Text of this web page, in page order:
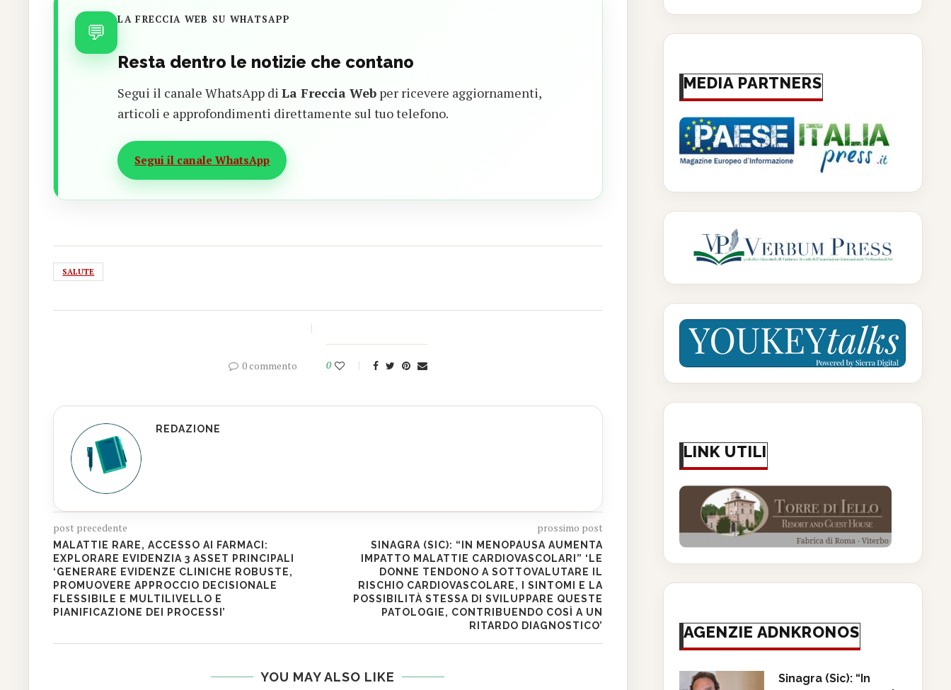
💬 LA FRECCIA WEB SU WHATSAPP
Resta dentro le notizie che contano
Segui il canale WhatsApp diLa Freccia Web per ricevere aggiornamenti,
articoli e approfondimenti direttamente sul tuo telefono.
Segui il canale WhatsApp
SALUTE
0 commento 0
REDAZIONE
post precedente
MALATTIE RARE, ACCESSO AI FARMACI:
EXPLORARE EVIDENZIA 3 ASSET PRINCIPALI
‘GENERARE EVIDENZE CLINICHE ROBUSTE,
PROMUOVERE APPROCCIO DECISIONALE
FLESSIBILE E MULTILIVELLO E
PIANIFICAZIONE DEI PROCESSI’
prossimo post
SINAGRA (SIC): “IN MENOPAUSA AUMENTA
IMPATTO MALATTIE CARDIOVASCOLARI” ‘LE
DONNE TENDONO A SOTTOVALUTARE IL
RISCHIO CARDIOVASCOLARE, I SINTOMI E LA
POSSIBILITÀ STESSA DI SVILUPPARE QUESTE
PATOLOGIE, CONTRIBUENDO COSÌ A UN
RITARDO DIAGNOSTICO’
YOU MAY ALSO LIKE
MEDIA PARTNERS
LINK UTILI
AGENZIE ADNKRONOS
Sinagra (Sic): “In